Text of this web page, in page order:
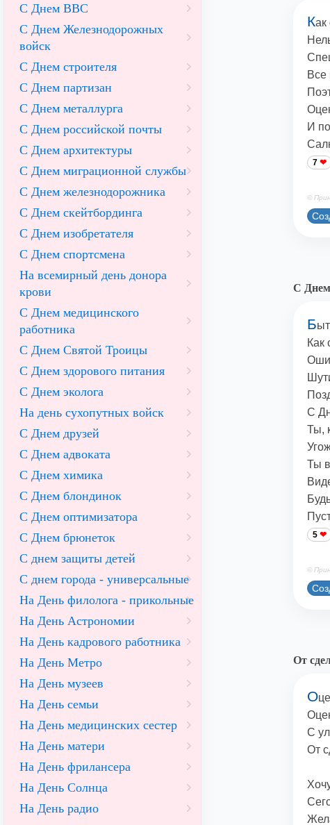
Как
Все
И
7
©
С Днем
Б
Как
С
Ты,
Ты
5
©
От
О
С
От
С Днем ВВС
С Днем Железнодорожных
войск
С Днем строителя
С Днем партизан
С Днем металлурга
С Днем российской почты
С Днем архитектуры
С Днем миграционной службы
С Днем железнодорожника
С Днем скейтбординга
С Днем изобретателя
С Днем спортсмена
На всемирный день донора
крови
С Днем медицинского
работника
С Днем Святой Троицы
С Днем здорового питания
С Днем эколога
На день сухопутных войск
С Днем друзей
С Днем адвоката
С Днем химика
С Днем блондинок
С Днем оптимизатора
С Днем брюнеток
С днем защиты детей
С днем города - универсальные
На День филолога - прикольные
На День Астрономии
На День кадрового работника
На День Метро
На День музеев
На День семьи
На День медицинских сестер
На День матери
На День фрилансера
На День Солнца
На День радио